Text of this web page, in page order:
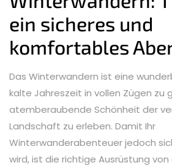
ein sicheres und
komfortables
Das Winterwandern ist eine
kalte Jahreszeit in vollen Zügen zu
atemberaubende Schönheit der
Landschaft zu erleben. Damit Ihr
Winterwanderabenteuer jedoch
wird, ist die richtige Ausrüstung